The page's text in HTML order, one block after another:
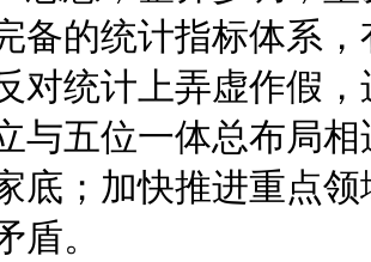
备的统计指标体系
对统计上弄虚作假
与五位一体总布局
底；加快推进重点
盾。